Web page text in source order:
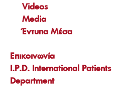
Videos
Media
Έντυπα Μέσα
Επικοινωνία
I.P.D. International Patients
Department